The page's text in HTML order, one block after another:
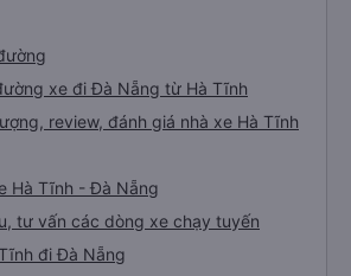
xe đi Đà Nẵng từ Hà Tĩnh
review, đánh giá nhà xe Hà Tĩnh
Hà Tĩnh - Đà Nẵng
tư vấn các dòng xe chạy tuyến
đi Đà Nẵng